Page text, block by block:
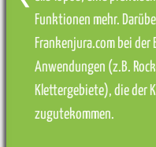
Funktionen mehr.
Frankenjura.com bei
Anwendungen (z.B.
Klettergebiete), die der
zugutekommen.